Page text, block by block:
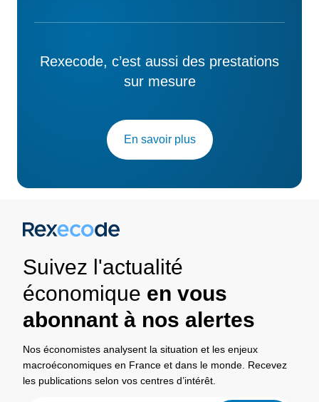
Rexecode, c’est aussi des prestations
sur mesure
En savoir plus
Suivez l'actualité
économique en vous
abonnant à nos alertes
Nos économistes analysent la situation et les enjeux
macroéconomiques en France et dans le monde. Recevez
les publications selon vos centres d’intérêt.